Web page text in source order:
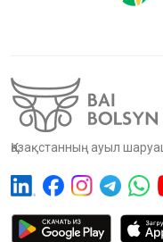
Қазақстанның ауыл